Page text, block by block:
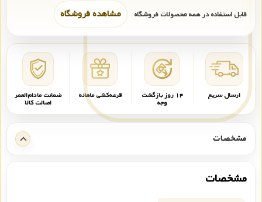
قابل استفاده در همه محصولات فروشگاه مشاهده فروشگاه
ارسال سریع ۱۴ روز بازگشت
وجه
قرعه‌کشی ماهانه ضمانت مادام‌العمر
اصالت کالا
مشخصات
مشخصات